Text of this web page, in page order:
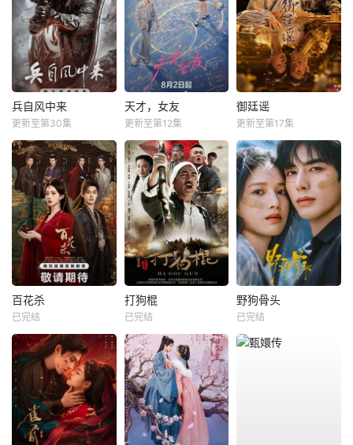
兵自风中来
更新至第30集
天才，女友
更新至第12集
御廷谣
更新至第17集
百花杀
已完结
打狗棍
已完结
野狗骨头
已完结